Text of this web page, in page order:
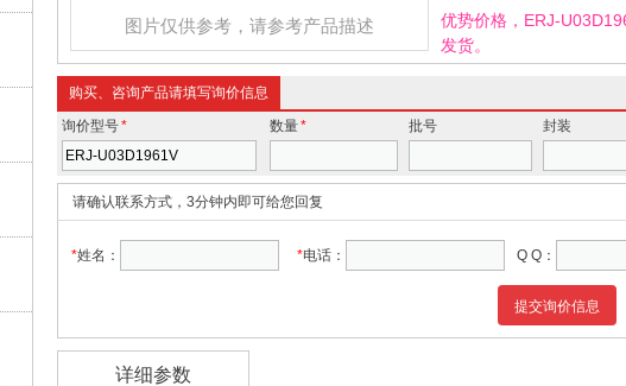
图片仅供参考，请参考产品描述
优势价格，ERJ-
发货。
购买、咨询产品请填写询价信息
询价型号* 数量* 批号 封装
请确认联系方式，3分钟内即可给您回复
*姓名： *电话： Q Q：
提交询价信息
详细参数